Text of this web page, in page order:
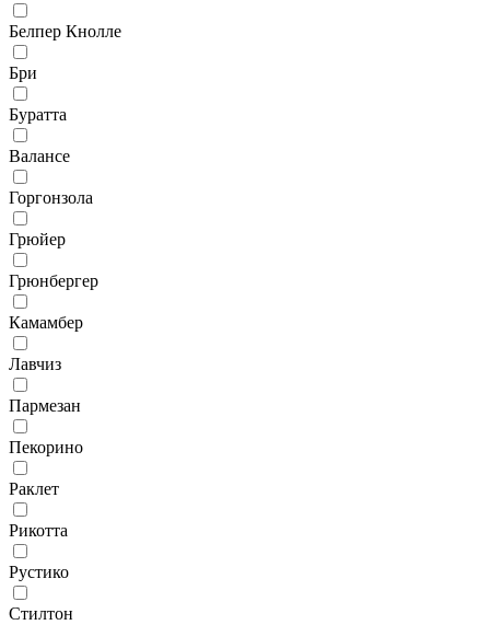
Белпер Кнолле
Бри
Буратта
Валансе
Горгонзола
Грюйер
Грюнбергер
Камамбер
Лавчиз
Пармезан
Пекорино
Раклет
Рикотта
Рустико
Стилтон